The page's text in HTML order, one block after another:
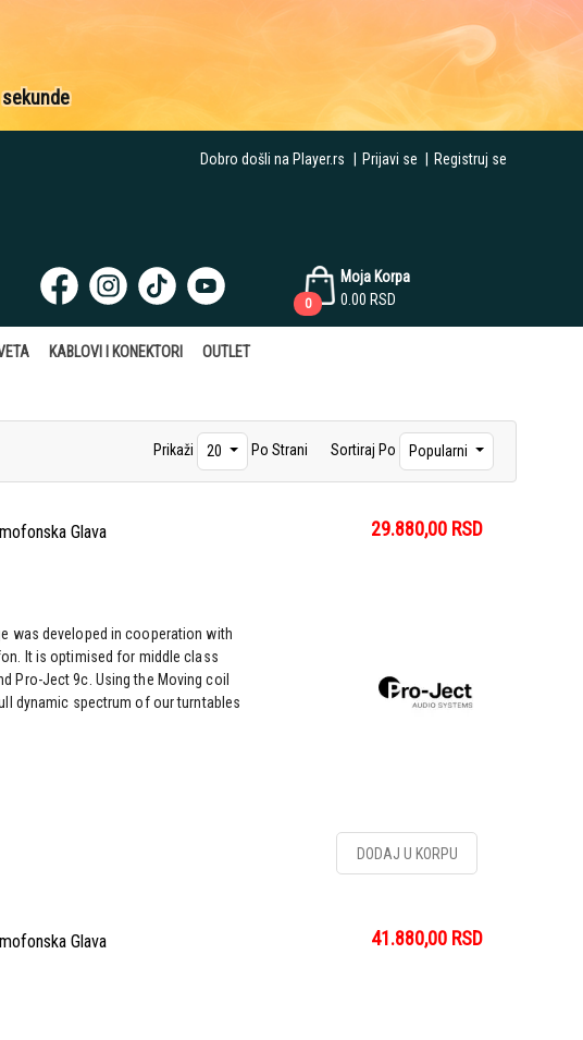
sekund
Dobro došli na Player.rs Prijavi se Registruj se
Moja Korpa
0.00 RSD
0
KABLOVI I KONEKTORI OUTLET
Prikaži 20 Po Strani Sortiraj Po Popularni
Glava 29.880,00 RSD
was developed in cooperation with
It is optimised for middle class
Pro-Ject 9c. Using the Moving coil
dynamic spectrum of our turntables
DODAJ U KORPU
Glava 41.880,00 RSD